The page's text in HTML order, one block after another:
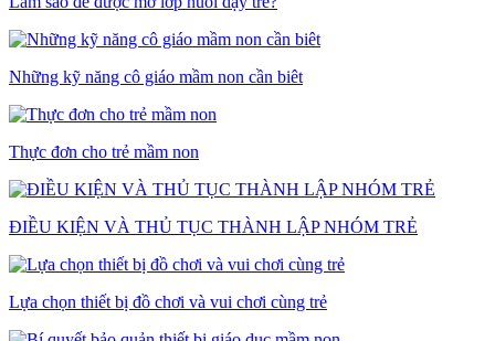
Những kỹ năng cô giáo mầm non cần biêt
Thực đơn cho trẻ mầm non
ĐIỀU KIỆN VÀ THỦ TỤC THÀNH LẬP NHÓM TRẺ
Lựa chọn thiết bị đồ chơi và vui chơi cùng trẻ